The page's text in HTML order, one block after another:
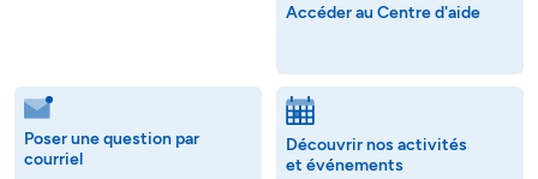
Accéder au Centre d'aide
Poser une question par
courriel
Découvrir nos activités
et événements